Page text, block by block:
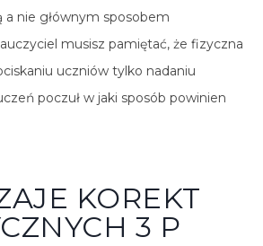
nie głównym sposobem
musisz pamiętać, że fizyczna
uczniów tylko nadaniu
poczuł w jaki sposób powinien
KOREKT
3 P